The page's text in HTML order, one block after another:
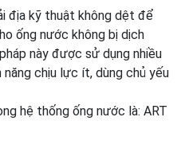
địa kỹ thuật không dệt để
ống nước không bị dịch
này được sử dụng nhiều
chịu lực ít, dùng chủ yếu
hệ thống ống nước là: ART